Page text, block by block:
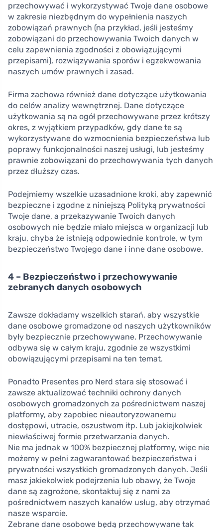
przechowywać i wykorzystywać Twoje dane osobowe
w zakresie niezbędnym do wypełnienia naszych
zobowiązań prawnych (na przykład, jeśli jesteśmy
zobowiązani do przechowywania Twoich danych w
celu zapewnienia zgodności z obowiązującymi
przepisami), rozwiązywania sporów i egzekwowania
naszych umów prawnych i zasad.
Firma zachowa również dane dotyczące użytkowania
do celów analizy wewnętrznej. Dane dotyczące
użytkowania są na ogół przechowywane przez krótszy
okres, z wyjątkiem przypadków, gdy dane te są
wykorzystywane do wzmocnienia bezpieczeństwa lub
poprawy funkcjonalności naszej usługi, lub jesteśmy
prawnie zobowiązani do przechowywania tych danych
przez dłuższy czas.
Podejmiemy wszelkie uzasadnione kroki, aby zapewnić
bezpieczne i zgodne z niniejszą Polityką prywatności
Twoje dane, a przekazywanie Twoich danych
osobowych nie będzie miało miejsca w organizacji lub
kraju, chyba że istnieją odpowiednie kontrole, w tym
bezpieczeństwo Twojego dane i inne dane osobowe.
4 – Bezpieczeństwo i przechowywanie
zebranych danych osobowych
Zawsze dokładamy wszelkich starań, aby wszystkie
dane osobowe gromadzone od naszych użytkowników
były bezpiecznie przechowywane. Przechowywanie
odbywa się w całym kraju, zgodnie ze wszystkimi
obowiązującymi przepisami na ten temat.
Ponadto Presentes pro Nerd stara się stosować i
zawsze aktualizować techniki ochrony danych
osobowych gromadzonych za pośrednictwem naszej
platformy, aby zapobiec nieautoryzowanemu
dostępowi, utracie, oszustwom itp. Lub jakiejkolwiek
niewłaściwej formie przetwarzania danych.
Nie ma jednak w 100% bezpiecznej platformy, więc nie
możemy w pełni zagwarantować bezpieczeństwa i
prywatności wszystkich gromadzonych danych. Jeśli
masz jakiekolwiek podejrzenia lub obawy, że Twoje
dane są zagrożone, skontaktuj się z nami za
pośrednictwem naszych kanałów usług, aby otrzymać
nasze wsparcie.
Zebrane dane osobowe będą przechowywane tak